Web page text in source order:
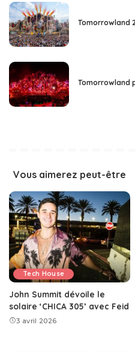
Tomorrowland
Tomorrowland
Vous aimerez peut-être
Tech House
John Summit dévoile le
solaire ‘CHICA 305’ avec Feid
3 avril 2026